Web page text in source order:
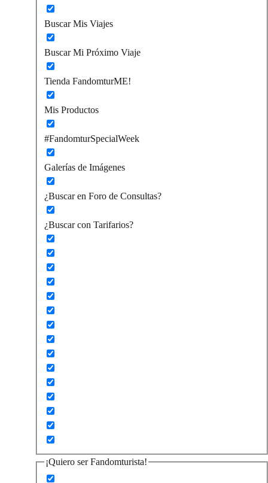
Buscar Mis Viajes
Buscar Mi Próximo Viaje
Tienda FandomturME!
Mis Productos
#FandomturSpecialWeek
Galerías de Imágenes
¿Buscar en Foro de Consultas?
¿Buscar con Tarifarios?
¡Quiero ser Fandomturista!